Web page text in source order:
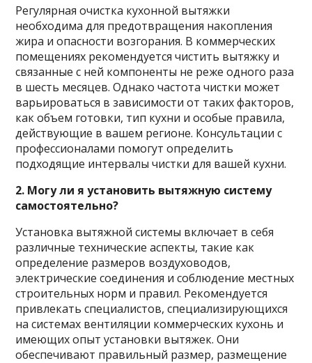
Регулярная очистка кухонной вытяжки
необходима для предотвращения накопления
жира и опасности возгорания. В коммерческих
помещениях рекомендуется чистить вытяжку и
связанные с ней компоненты не реже одного раза
в шесть месяцев. Однако частота чистки может
варьироваться в зависимости от таких факторов,
как объем готовки, тип кухни и особые правила,
действующие в вашем регионе. Консультации с
профессионалами помогут определить
подходящие интервалы чистки для вашей кухни.
2. Могу ли я установить вытяжную систему
самостоятельно?
Установка вытяжной системы включает в себя
различные технические аспекты, такие как
определение размеров воздуховодов,
электрические соединения и соблюдение местных
строительных норм и правил. Рекомендуется
привлекать специалистов, специализирующихся
на системах вентиляции коммерческих кухонь и
имеющих опыт установки вытяжек. Они
обеспечивают правильный размер, размещение